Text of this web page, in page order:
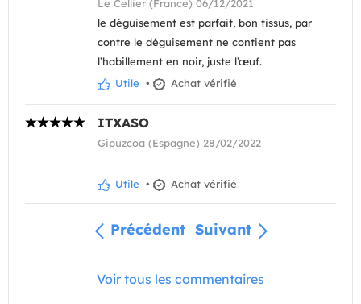
Le Cellier (France) 06/12/2021
le déguisement est parfait, bon tissus, par
contre le déguisement ne contient pas
l’habillement en noir, juste l’œuf.
Utile • Achat vérifié
ITXASO
Gipuzcoa (Espagne) 28/02/2022
Utile • Achat vérifié
Précédent Suivant
Voir tous les commentaires